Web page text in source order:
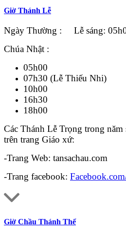
Giờ Thánh Lễ
Ngày Thường : Lễ sáng:
Chúa Nhật :
05h00
07h30 (Lễ Thiếu Nhi)
10h00
16h30
18h00
Các Thánh Lễ Trọng trong năm
trên trang Giáo xứ:
-Trang Web: tansachau.com
-Trang facebook:
Giờ Chầu Thánh Thể